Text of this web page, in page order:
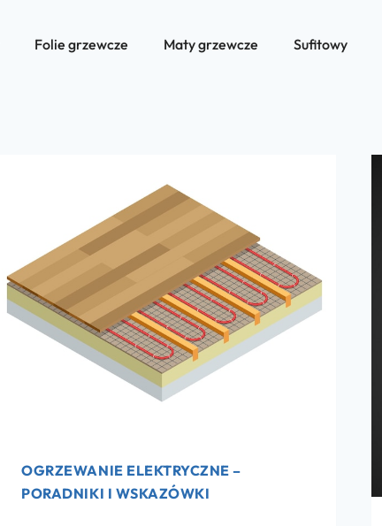
Folie grzewcze Maty grzewcze Sufitowy
OGRZEWANIE ELEKTRYCZNE –
PORADNIKI I WSKAZÓWKI